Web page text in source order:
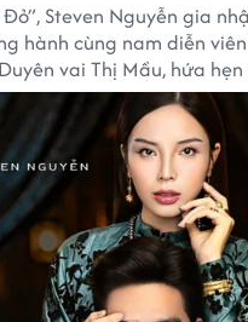
Steven Nguyễn gia
hành cùng nam diễn
vai Thị Mầu, hứa
bất ngờ.